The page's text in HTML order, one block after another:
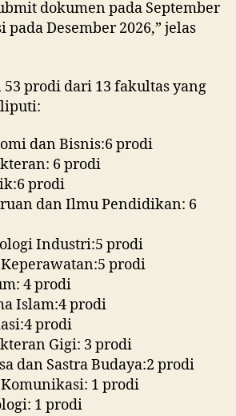
dokumen pada September
pada Desember 2026,” jelas
prodi dari 13 fakultas yang
dan Bisnis:6 prodi
6 prodi
prodi
dan Ilmu Pendidikan: 6
Industri:5 prodi
prodi
4 prodi
Islam:4 prodi
prodi
Gigi: 3 prodi
dan Sastra Budaya:2 prodi
1 prodi
1 prodi